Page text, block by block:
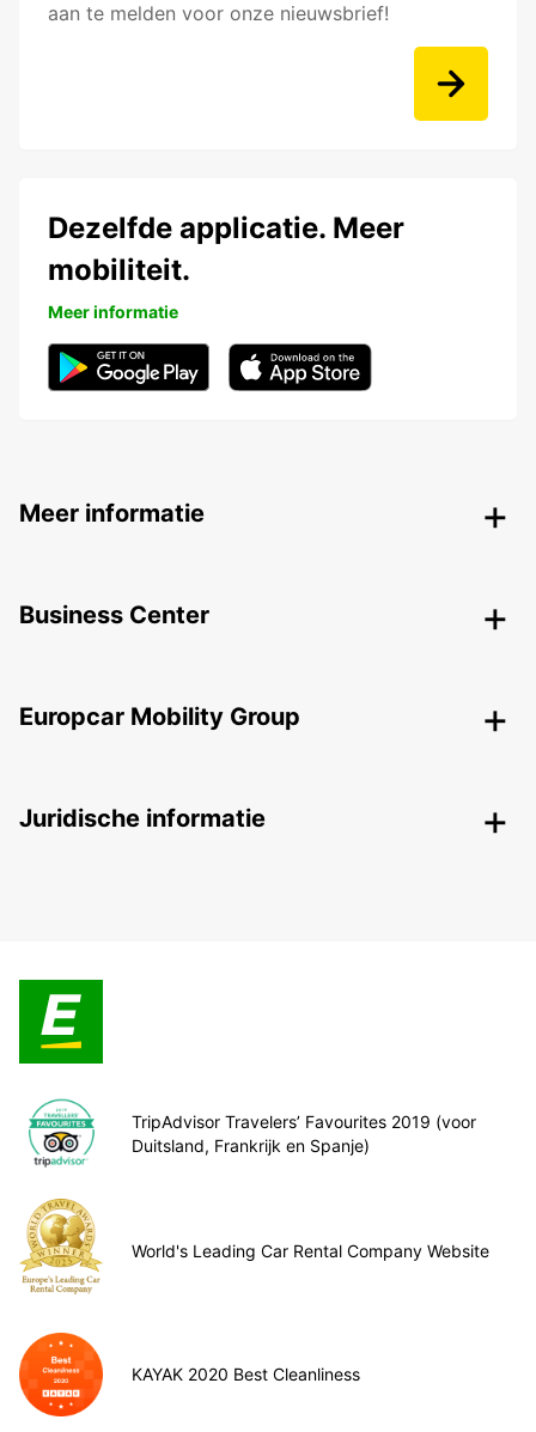
aan te melden voor onze nieuwsbrief!
Dezelfde applicatie. Meer
mobiliteit.
Meer informatie
Meer informatie
Business Center
Europcar Mobility Group
Juridische informatie
TripAdvisor Travelers’ Favourites 2019 (voor
Duitsland, Frankrijk en Spanje)
World's Leading Car Rental Company Website
KAYAK 2020 Best Cleanliness